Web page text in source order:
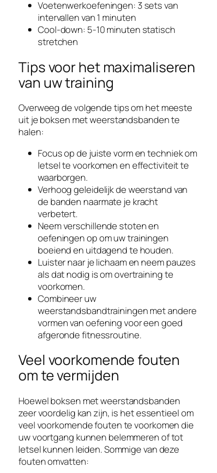
Voetenwerkoefeningen: 3 sets van
intervallen van 1 minuten
Cool-down: 5-10 minuten statisch
stretchen
Tips voor het maximaliseren
van uw training
Overweeg de volgende tips om het meeste
uit je boksen met weerstandsbanden te
halen:
Focus op de juiste vorm en techniek om
letsel te voorkomen en effectiviteit te
waarborgen.
Verhoog geleidelijk de weerstand van
de banden naarmate je kracht
verbetert.
Neem verschillende stoten en
oefeningen op om uw trainingen
boeiend en uitdagend te houden.
Luister naar je lichaam en neem pauzes
als dat nodig is om overtraining te
voorkomen.
Combineer uw
weerstandsbandtrainingen met andere
vormen van oefening voor een goed
afgeronde fitnessroutine.
Veel voorkomende fouten
om te vermijden
Hoewel boksen met weerstandsbanden
zeer voordelig kan zijn, is het essentieel om
veel voorkomende fouten te voorkomen die
uw voortgang kunnen belemmeren of tot
letsel kunnen leiden. Sommige van deze
fouten omvatten: